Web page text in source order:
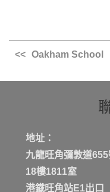
Oakham School
地址：
九龍旺角彌敦道655
18樓1811室
港鐡旺角站E1出口